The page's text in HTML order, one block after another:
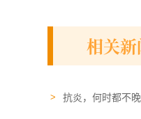
相关新
抗炎，何时都不